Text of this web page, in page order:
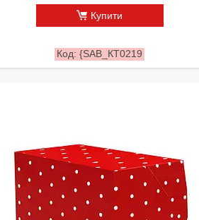
Купити
{SAB_КТ0219